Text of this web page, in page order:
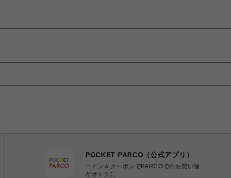
POCKET PARCO（公式アプリ）
コイン＆クーポンでPARCOでのお買い物
がオトクに